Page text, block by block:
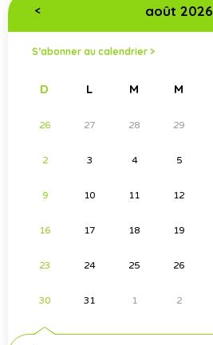
< août 2026
S’abonner au calendrier >
D L M M
26 27 28 29
2 3 4 5
9 10 11 12
16 17 18 19
23 24 25 26
30 31 1 2